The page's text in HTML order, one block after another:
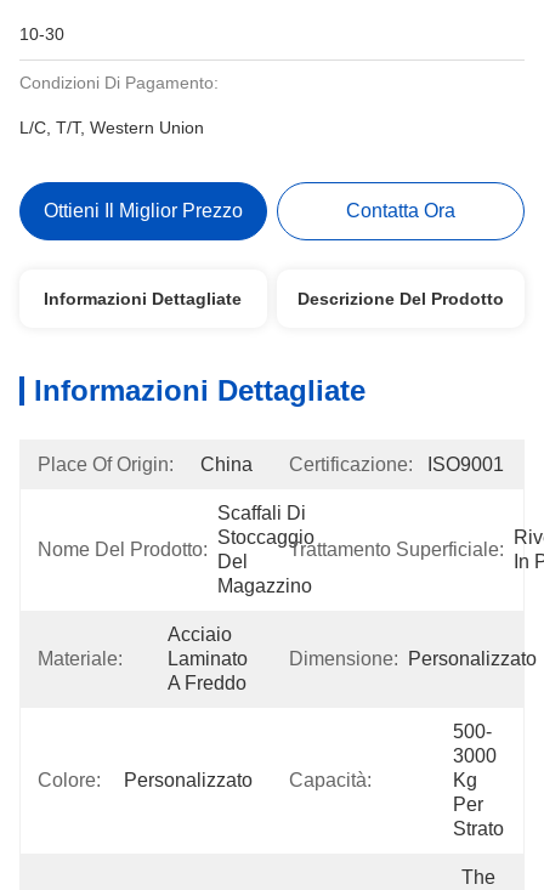
10-30
Condizioni Di Pagamento:
L/C, T/T, Western Union
Ottieni Il Miglior Prezzo Contatta Ora
Informazioni Dettagliate Descrizione Del Prodotto
Informazioni Dettagliate
Place Of Origin: China Certificazione: ISO9001
Nome Del Prodotto:
Scaffali Di
Stoccaggio
Del
Magazzino
Trattamento Superficiale:
In
Materiale:
Acciaio
Laminato
A Freddo
Dimensione: Personalizzato
Colore: Personalizzato Capacità:
500-
3000
Kg
Per
Strato
The